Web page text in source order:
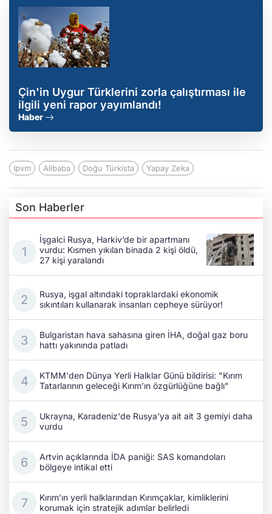
Çin'in Uygur Türklerini zorla çalıştırması ile
ilgili yeni rapor yayımlandı!
Haber
Ipvm Alibaba Doğu Türkista Yapay Zeka
Son Haberler
İşgalci Rusya, Harkiv’de bir apartmanı
vurdu: Kısmen yıkılan binada 2 kişi öldü,
27 kişi yaralandı
Rusya, işgal altındaki topraklardaki ekonomik
sıkıntıları kullanarak insanları cepheye sürüyor!
Bulgaristan hava sahasına giren İHA, doğal gaz boru
hattı yakınında patladı
KTMM'den Dünya Yerli Halklar Günü bildirisi: "Kırım
Tatarlarının geleceği Kırım’ın özgürlüğüne bağlı"
Ukrayna, Karadeniz'de Rusya'ya ait ait 3 gemiyi daha
vurdu
Artvin açıklarında İDA paniği: SAS komandoları
bölgeye intikal etti
Kırım’ın yerli halklarından Kırımçaklar, kimliklerini
korumak için stratejik adımlar belirledi